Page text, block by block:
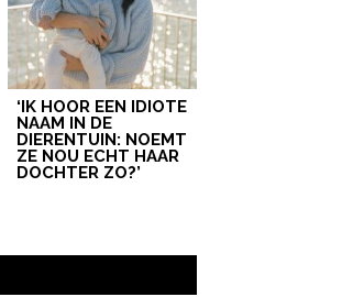
‘IK HOOR EEN IDIOTE
NAAM IN DE
DIERENTUIN: NOEMT
ZE NOU ECHT HAAR
DOCHTER ZO?’